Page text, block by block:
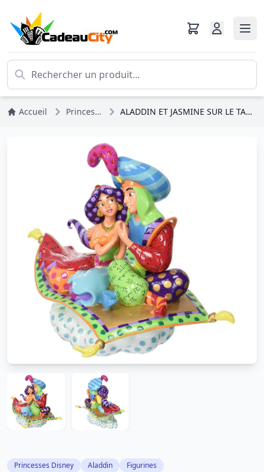
Accueil Princesses Disney ALADDIN ET JASMINE SUR LE TAPIS VOLANT - DISNEY BRITTO
Princesses Disney Aladdin Figurines